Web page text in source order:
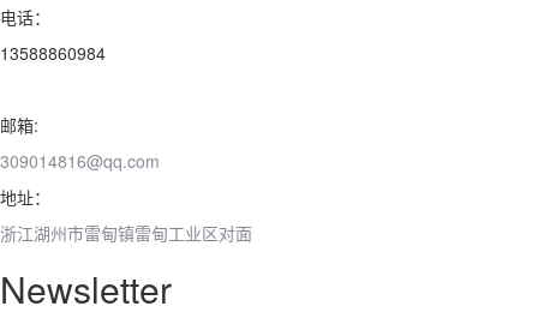
电话：
13588860984
邮箱:
309014816@qq.com
地址：
浙江湖州市雷甸镇雷甸工业区对面
Newsletter